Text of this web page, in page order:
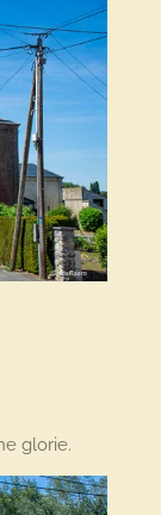
glorie.